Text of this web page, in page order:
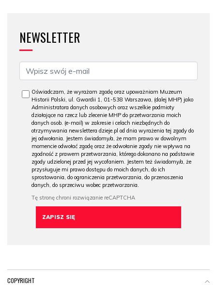
NEWSLETTER
Oświadczam, że wyrażam zgodę oraz upoważniam Muzeum
Historii Polski, ul. Gwardii 1, 01-538 Warszawa, (dalej MHP) jako
Administratora danych osobowych oraz wszelkie podmioty
działające na rzecz lub zlecenie MHP do przetwarzania moich
danych osob. (e-mail) w zakresie i celach niezbędnych do
otrzymywania newslettera dzieje.pl od dnia wyrażenia tej zgody do
jej odwołania. Jestem świadomy/a, że mam prawo w dowolnym
momencie odwołać zgodę oraz że odwołanie zgody nie wpływa na
zgodność z prawem przetwarzania, którego dokonano na podstawie
zgody udzielonej przed jej wycofaniem. Jestem też świadomy/a, że
przysługuje mi prawo dostępu do moich danych, do ich
sprostowania, do ograniczenia przetwarzania, do przenoszenia
danych, do sprzeciwu wobec przetwarzania.
COPYRIGHT